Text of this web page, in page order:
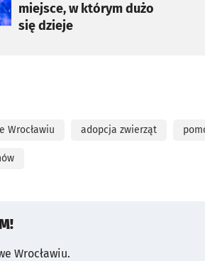
miejsce, w którym dużo
się dzieje
Wrocławiu adopcja zwierząt
Wrocławiu.